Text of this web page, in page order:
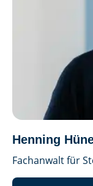
Henning
Fachanwalt für